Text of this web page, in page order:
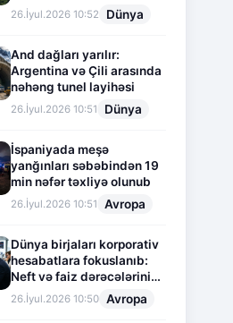
26.İyul.2026 10:52 Dünya
And dağları yarılır:
Argentina və Çili arasında
nəhəng tunel layihəsi
26.İyul.2026 10:51 Dünya
İspaniyada meşə
yanğınları səbəbindən 19
min nəfər təxliyə olunub
26.İyul.2026 10:51 Avropa
Dünya birjaları korporativ
hesabatlara fokuslanıb:
Neft və faiz dərəcələrinin
təsiri altında cari vəziyyət
26.İyul.2026 10:50 Avropa